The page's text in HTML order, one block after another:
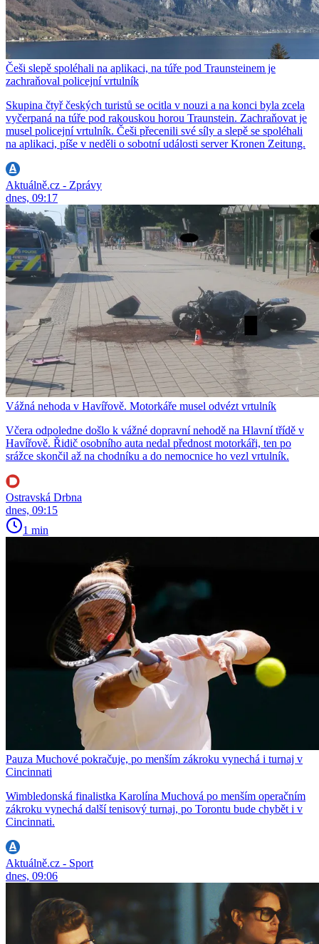
Češi slepě spoléhali na aplikaci, na túře pod Traunsteinem je
zachraňoval policejní vrtulník
Skupina čtyř českých turistů se ocitla v nouzi a na konci byla zcela
vyčerpaná na túře pod rakouskou horou Traunstein. Zachraňovat je
musel policejní vrtulník. Češi přecenili své síly a slepě se spoléhali
na aplikaci, píše v neděli o sobotní události server Kronen Zeitung.
Aktuálně.cz - Zprávy
dnes, 09:17
Vážná nehoda v Havířově. Motorkáře musel odvézt vrtulník
Včera odpoledne došlo k vážné dopravní nehodě na Hlavní třídě v
Havířově. Řidič osobního auta nedal přednost motorkáři, ten po
srážce skončil až na chodníku a do nemocnice ho vezl vrtulník.
Ostravská Drbna
dnes, 09:15
1 min
Pauza Muchové pokračuje, po menším zákroku vynechá i turnaj v
Cincinnati
Wimbledonská finalistka Karolína Muchová po menším operačním
zákroku vynechá další tenisový turnaj, po Torontu bude chybět i v
Cincinnati.
Aktuálně.cz - Sport
dnes, 09:06